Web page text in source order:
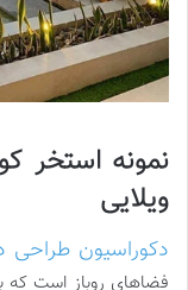
نمونه استخر
ویلایی
دکوراسیون طراحی
فضاهای روباز است که